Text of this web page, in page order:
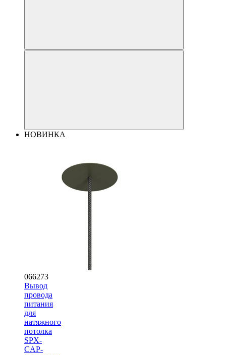
НОВИНКА
066273
Вывод
провода
питания
для
натяжного
потолка
SPX-
CAP-